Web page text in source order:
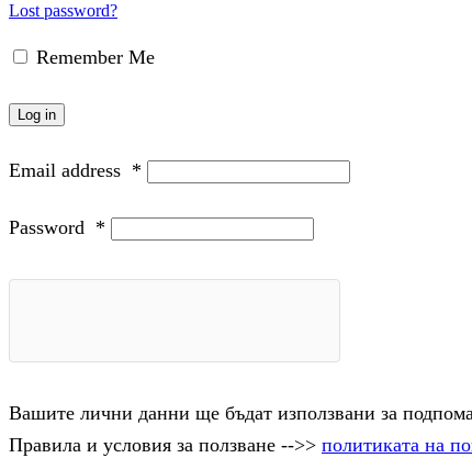
Lost password?
Remember Me
Log in
Email address *
Password *
Вашите лични данни ще бъдат използвани за
Правила и условия за ползване -->> политиката на